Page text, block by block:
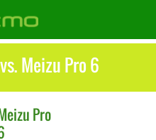
Meizu Pro 6
Pro